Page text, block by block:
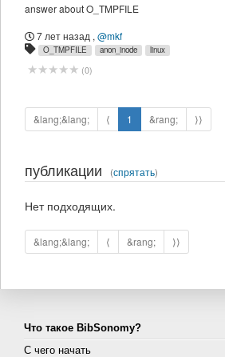
answer about O_TMPFILE
7 лет назад , @mkf
O_TMPFILE anon_inode linux
(0)
&lang;&lang; ⟨ 1 &rang; ⟩⟩
публикации (спрятать)
Нет подходящих.
&lang;&lang; ⟨ &rang; ⟩⟩
Что такое BibSonomy?
С чего начать